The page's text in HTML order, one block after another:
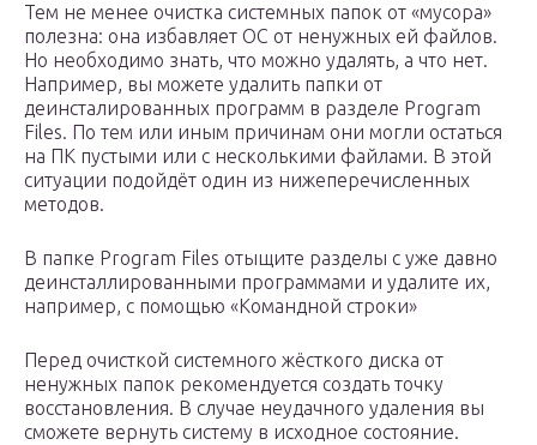
Тем не менее очистка системных папок от «мусора»
полезна: она избавляет ОС от ненужных ей файлов.
Но необходимо знать, что можно удалять, а что нет.
Например, вы можете удалить папки от
деинсталированных программ в разделе Program
Files. По тем или иным причинам они могли остаться
на ПК пустыми или с несколькими файлами. В этой
ситуации подойдёт один из нижеперечисленных
методов.
В папке Program Files отыщите разделы с уже давно
деинсталлированными программами и удалите их,
например, с помощью «Командной строки»
Перед очисткой системного жёсткого диска от
ненужных папок рекомендуется создать точку
восстановления. В случае неудачного удаления вы
сможете вернуть систему в исходное состояние.